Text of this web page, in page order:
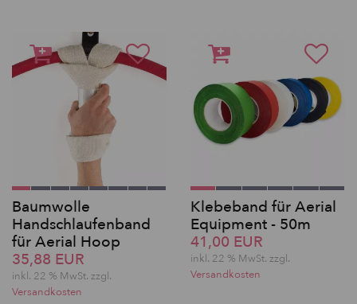
Baumwolle
Handschlaufenband
für Aerial Hoop
35,88 EUR
inkl. 22 % MwSt. zzgl.
Versandkosten
Klebeband für Aerial
Equipment - 50m
41,00 EUR
inkl. 22 % MwSt. zzgl.
Versandkosten